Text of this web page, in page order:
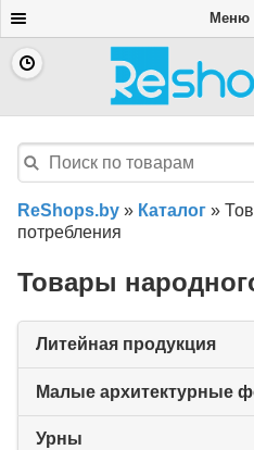
Меню
ReShops.by » Каталог »
потребления
Товары
Литейная продукция
Малые архитектурные
Урны